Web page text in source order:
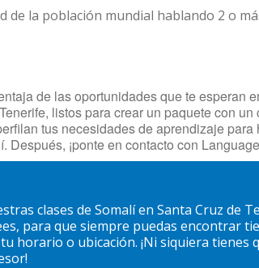
de la población mundial hablando 2 o
de las oportunidades que te esperan
listos para crear un paquete con
tus necesidades de aprendizaje
Después, ¡ponte en contacto con
clases de Somalí en Santa Cruz de
para que siempre puedas encontrar
horario o ubicación. ¡Ni siquiera tienes